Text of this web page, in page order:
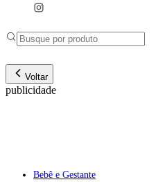
Voltar
publicidade
Bebê e Gestante